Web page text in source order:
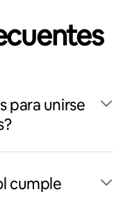
para unirse
cumple